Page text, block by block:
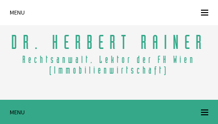
MENU
DR. HERBERT RAINER
Rechtsanwalt, Lektor der FH Wien
(Immobilienwirtschaft)
MENU